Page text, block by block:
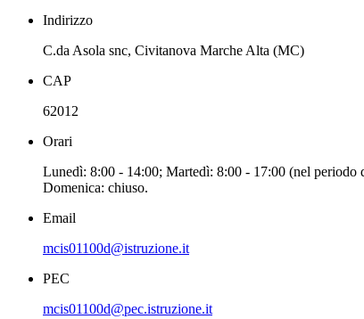
Indirizzo
C.da Asola snc, Civitanova Marche Alta (MC)
CAP
62012
Orari
Lunedì: 8:00 - 14:00; Martedì: 8:00 - 17:00 (nel
Domenica: chiuso.
Email
mcis01100d@istruzione.it
PEC
mcis01100d@pec.istruzione.it